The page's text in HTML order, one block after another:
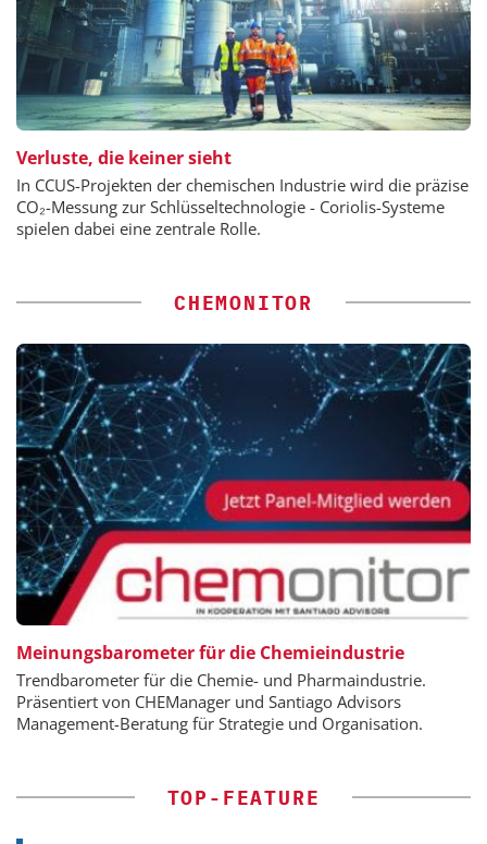
Verluste, die keiner sieht
In CCUS-Projekten der chemischen Industrie wird die präzise
CO₂-Messung zur Schlüsseltechnologie - Coriolis-Systeme
spielen dabei eine zentrale Rolle.
CHEMONITOR
Meinungsbarometer für die Chemieindustrie
Trendbarometer für die Chemie- und Pharmaindustrie.
Präsentiert von CHEManager und Santiago Advisors
Management-Beratung für Strategie und Organisation.
TOP-FEATURE